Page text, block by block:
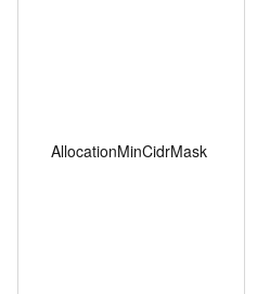
AllocationMinCidrMask